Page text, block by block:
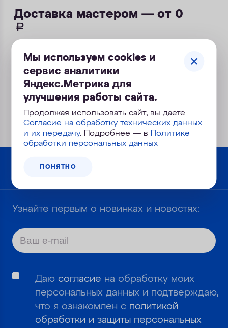
Доставка мастером — от 0
руб.
дополнительно. Стоимость доставки
уточнит оператор при оформлении
заказа.
Мы используем cookies и
сервис аналитики
Яндекс.Метрика для
улучшения работы сайта.
Продолжая использовать сайт, вы даете
Согласие на обработку технических данных
и их передачу. Подробнее — в
Политике
обработки персональных данных
ПОНЯТНО
Узнайте первым о новинках и новостях:
Даю согласие на обработку моих
персональных данных и подтверждаю,
что я ознакомлен с политикой
обработки и защиты персональных